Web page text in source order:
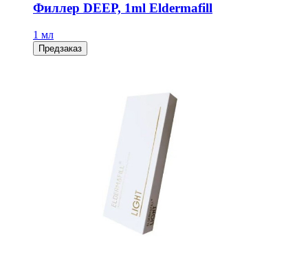
Филлер DEEP, 1ml Eldermafill
1 мл
Предзаказ